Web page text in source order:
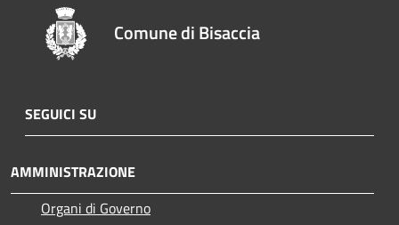
Comune di Bisaccia
SEGUICI SU
AMMINISTRAZIONE
Organi di Governo